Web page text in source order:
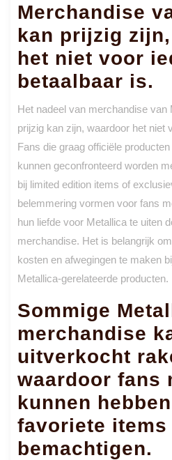
Merchandise
kan prijzig
het niet voor
betaalbaar is.
Het nadeel van merchandise van
prijzig kan zijn, waardoor het niet
Fans die graag officiële
kunnen geconfronteerd worden
bij limited edition items of
belemmering vormen voor fans
hun liefde voor Metallica te uiten
merchandise. Het is belangrijk
kosten en afwegingen te maken
Metallica-gerelateerde producten.
Sommige
merchandise
uitverkocht
waardoor fans
kunnen
favoriete items
bemachtigen.